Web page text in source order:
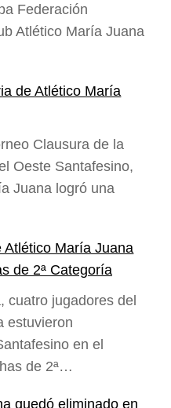
Federación
Atlético María Juana
de Atlético María
Clausura de la
Oeste Santafesino,
Juana logró una
Atlético María Juana
de 2ª Categoría
cuatro jugadores del
estuvieron
en el
de 2ª…
quedó eliminado en